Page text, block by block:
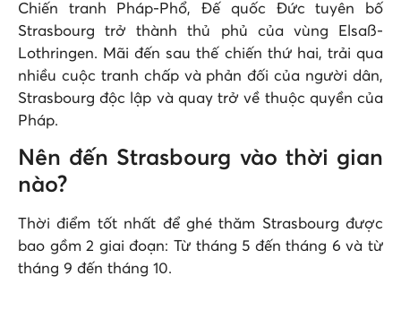
Chiến tranh Pháp-Phổ, Đế quốc Đức tuyên bố
Strasbourg trở thành thủ phủ của vùng Elsaß-
Lothringen. Mãi đến sau thế chiến thứ hai, trải qua
nhiều cuộc tranh chấp và phản đối của người dân,
Strasbourg độc lập và quay trở về thuộc quyền của
Pháp.
Nên đến Strasbourg vào thời gian
nào?
Thời điểm tốt nhất để ghé thăm Strasbourg được
bao gồm 2 giai đoạn: Từ tháng 5 đến tháng 6 và từ
tháng 9 đến tháng 10.